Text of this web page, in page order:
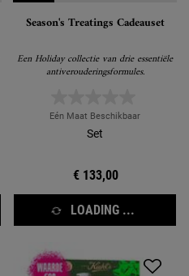
Season's Treatings Cadeauset
Een Holiday collectie van drie essentiële
antiverouderingsformules.
Eén Maat Beschikbaar
Set
€ 133,00
LOADING ...